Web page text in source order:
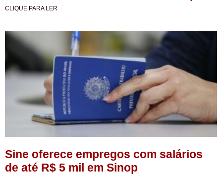
CLIQUE PARA LER
Sine oferece empregos com salários
de até R$ 5 mil em Sinop